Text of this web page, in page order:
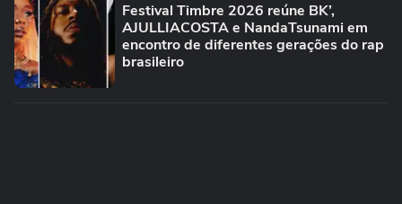
Festival Timbre 2026 reúne BK’,
AJULLIACOSTA e NandaTsunami em
encontro de diferentes gerações do rap
brasileiro